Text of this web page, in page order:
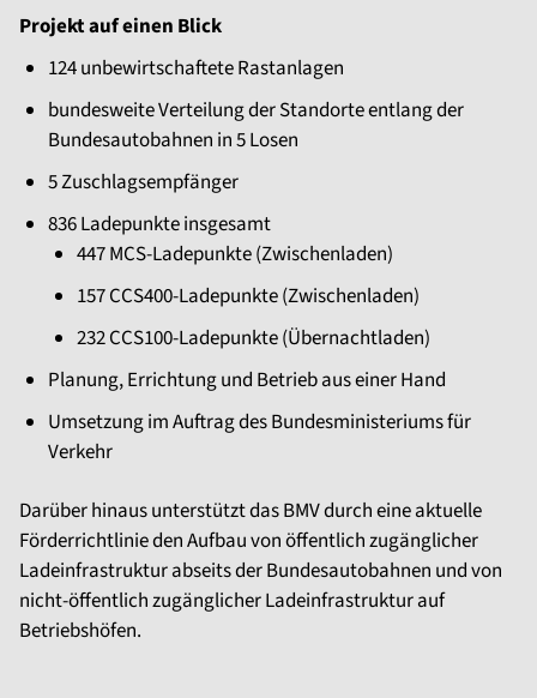
Projekt auf einen Blick
124 unbewirtschaftete Rastanlagen
bundesweite Verteilung der Standorte entlang der
Bundesautobahnen in 5 Losen
5 Zuschlagsempfänger
836 Ladepunkte insgesamt
447 MCS-Ladepunkte (Zwischenladen)
157 CCS400-Ladepunkte (Zwischenladen)
232 CCS100-Ladepunkte (Übernachtladen)
Planung, Errichtung und Betrieb aus einer Hand
Umsetzung im Auftrag des Bundesministeriums für
Verkehr
Darüber hinaus unterstützt das BMV durch eine aktuelle
Förderrichtlinie den Aufbau von öffentlich zugänglicher
Ladeinfrastruktur abseits der Bundesautobahnen und von
nicht-öffentlich zugänglicher Ladeinfrastruktur auf
Betriebshöfen.